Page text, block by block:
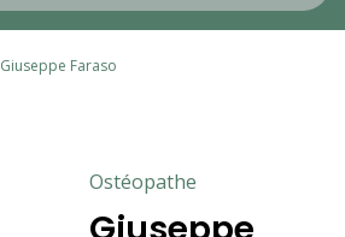
Giuseppe Faraso
Ostéopathe